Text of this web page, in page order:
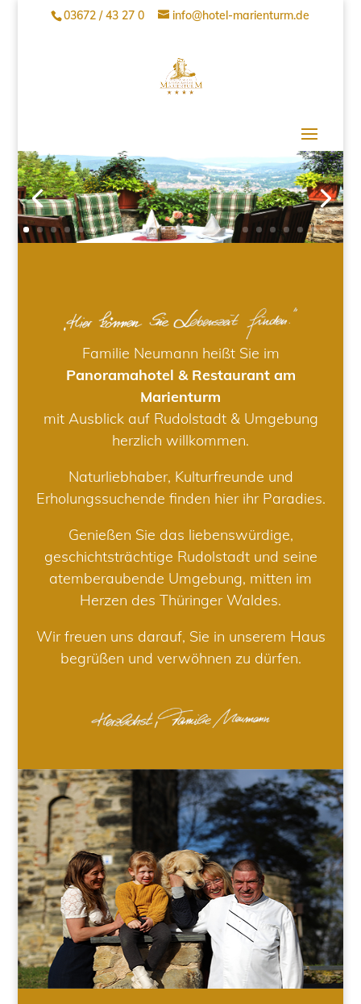
03672 / 43 27 0 info@hotel-marienturm.de
Familie Neumann heißt Sie im
Panoramahotel & Restaurant am
Marienturm
mit Ausblick auf Rudolstadt & Umgebung
herzlich willkommen.
Naturliebhaber, Kulturfreunde und
Erholungssuchende finden hier ihr Paradies.
Genießen Sie das liebenswürdige,
geschichtsträchtige Rudolstadt und seine
atemberaubende Umgebung, mitten im
Herzen des Thüringer Waldes.
Wir freuen uns darauf, Sie in unserem Haus
begrüßen und verwöhnen zu dürfen.